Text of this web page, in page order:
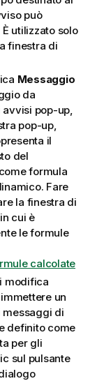
può
utilizzato solo
finestra di
Messaggio
da
pop-up,
pop-up,
il
del
formula
Fare
la finestra di
in cui è
le formule
calcolate
modifica
un
di
definito come
per gli
sul pulsante